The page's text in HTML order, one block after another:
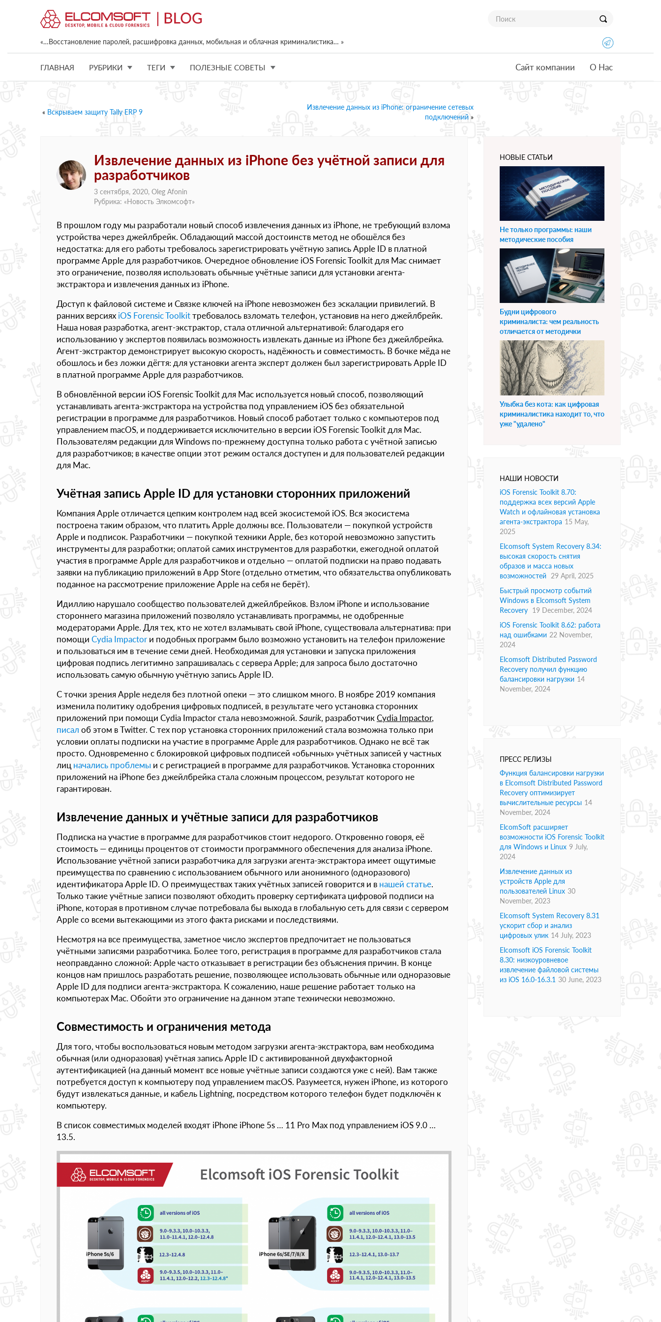
«…Восстановление паролей, расшифровка данных, мобильная и облачная криминалистика… »
ГЛАВНАЯ РУБРИКИ ТЕГИ ПОЛЕЗНЫЕ СОВЕТЫ Сайт компании О Нас
« Вскрываем защиту Tally ERP 9
Извлечение данных из iPhone: ограничение сетевых
подключений »
Извлечение данных из iPhone без учётной записи для
разработчиков
3 сентября, 2020, Oleg Afonin
Рубрика: «Новость Элкомсофт»
В прошлом году мы разработали новый способ извлечения данных из iPhone, не требующий взлома
устройства через джейлбрейк. Обладающий массой достоинств метод не обошёлся без
недостатка: для его работы требовалось зарегистрировать учётную запись Apple ID в платной
программе Apple для разработчиков. Очередное обновление iOS Forensic Toolkit для Mac снимает
это ограничение, позволяя использовать обычные учётные записи для установки агента-
экстрактора и извлечения данных из iPhone.
Доступ к файловой системе и Связке ключей на iPhone невозможен без эскалации привилегий. В
ранних версиях iOS Forensic Toolkitтребовалось взломать телефон, установив на него джейлбрейк.
Наша новая разработка, агент-экстрактор, стала отличной альтернативой: благодаря его
использованию у экспертов появилась возможность извлекать данные из iPhone без джейлбрейка.
Агент-экстрактор демонстрирует высокую скорость, надёжность и совместимость. В бочке мёда не
обошлось и без ложки дёгтя: для установки агента эксперт должен был зарегистрировать Apple ID
в платной программе Apple для разработчиков.
В обновлённой версии iOS Forensic Toolkit для Mac используется новый способ, позволяющий
устанавливать агента-экстрактора на устройства под управлением iOS без обязательной
регистрации в программе для разработчиков. Новый способ работает только с компьютеров под
управлением macOS, и поддерживается исключительно в версии iOS Forensic Toolkit для Mac.
Пользователям редакции для Windows по-прежнему доступна только работа с учётной записью
для разработчиков; в качестве опции этот режим остался доступен и для пользователей редакции
для Mac.
Учётная запись Apple ID для установки сторонних приложений
Компания Apple отличается цепким контролем над всей экосистемой iOS. Вся экосистема
построена таким образом, что платить Apple должны все. Пользователи — покупкой устройств
Apple и подписок. Разработчики — покупкой техники Apple, без которой невозможно запустить
инструменты для разработки; оплатой самих инструментов для разработки, ежегодной оплатой
участия в программе Apple для разработчиков и отдельно — оплатой подписки на право подавать
заявки на публикацию приложений в App Store (отдельно отметим, что обязательства опубликовать
поданное на рассмотрение приложение Apple на себя не берёт).
Идиллию нарушало сообщество пользователей джейлбрейков. Взлом iPhone и использование
стороннего магазина приложений позволяло устанавливать программы, не одобренные
модераторами Apple. Для тех, кто не хотел взламывать свой iPhone, существовала альтернатива: при
помощи Cydia Impactor и подобных программ было возможно установить на телефон приложение
и пользоваться им в течение семи дней. Необходимая для установки и запуска приложения
цифровая подпись легитимно запрашивалась с сервера Apple; для запроса было достаточно
использовать самую обычную учётную запись Apple ID.
С точки зрения Apple неделя без плотной опеки — это слишком много. В ноябре 2019 компания
изменила политику одобрения цифровых подписей, в результате чего установка сторонних
приложений при помощи Cydia Impactor стала невозможной. Saurik, разработчик Cydia Impactor,
писал об этом в Twitter. С тех пор установка сторонних приложений стала возможна только при
условии оплаты подписки на участие в программе Apple для разработчиков. Однако не всё так
просто. Одновременно с блокировкой цифровых подписей «обычных» учётных записей у частных
лиц начались проблемы и с регистрацией в программе для разработчиков. Установка сторонних
приложений на iPhone без джейлбрейка стала сложным процессом, результат которого не
гарантирован.
Извлечение данных и учётные записи для разработчиков
Подписка на участие в программе для разработчиков стоит недорого. Откровенно говоря, её
стоимость — единицы процентов от стоимости программного обеспечения для анализа iPhone.
Использование учётной записи разработчика для загрузки агента-экстрактора имеет ощутимые
преимущества по сравнению с использованием обычного или анонимного (одноразового)
идентификатора Apple ID. О преимуществах таких учётных записей говорится и в нашей статье.
Только такие учётные записи позволяют обходить проверку сертификата цифровой подписи на
iPhone, которая в противном случае потребовала бы выхода в глобальную сеть для связи с сервером
Apple со всеми вытекающими из этого факта рисками и последствиями.
Несмотря на все преимущества, заметное число экспертов предпочитает не пользоваться
учётными записями разработчика. Более того, регистрация в программе для разработчиков стала
неоправданно сложной: Apple часто отказывает в регистрации без объяснения причин. В конце
концов нам пришлось разработать решение, позволяющее использовать обычные или одноразовые
Apple ID для подписи агента-экстрактора. К сожалению, наше решение работает только на
компьютерах Mac. Обойти это ограничение на данном этапе технически невозможно.
Совместимость и ограничения метода
Для того, чтобы воспользоваться новым методом загрузки агента-экстрактора, вам необходима
обычная (или одноразовая) учётная запись Apple ID с активированной двухфакторной
аутентификацией (на данный момент все новые учётные записи создаются уже с ней). Вам также
потребуется доступ к компьютеру под управлением macOS. Разумеется, нужен iPhone, из которого
будут извлекаться данные, и кабель Lightning, посредством которого телефон будет подключён к
компьютеру.
В список совместимых моделей входят iPhone iPhone 5s … 11 Pro Max под управлением iOS 9.0 …
13.5.
НОВЫЕ СТАТЬИ
Не только программы: наши
методические пособия
Будни цифрового
криминалиста: чем реальность
отличается от методички
Улыбка без кота: как цифровая
криминалистика находит то, что
уже "удалено"
НАШИ НОВОСТИ
iOS Forensic Toolkit 8.70:
поддержка всех версий Apple
Watch и офлайновая установка
агента-экстрактора 15 May,
2025
Elcomsoft System Recovery 8.34:
высокая скорость снятия
образов и масса новых
возможностей
29 April, 2025
Быстрый просмотр событий
Windows в Elcomsoft System
Recovery 19 December, 2024
iOS Forensic Toolkit 8.62: работа
над ошибками 22 November,
2024
Elcomsoft Distributed Password
Recovery получил функцию
балансировки нагрузки 14
November, 2024
ПРЕСС РЕЛИЗЫ
Функция балансировки нагрузки
в Elcomsoft Distributed Password
Recovery оптимизирует
вычислительные ресурсы 14
November, 2024
ElcomSoft расширяет
возможности iOS Forensic Toolkit
для Windows и Linux 9 July,
2024
Извлечение данных из
устройств Apple для
пользователей Linux 30
November, 2023
Elcomsoft System Recovery 8.31
ускорит сбор и анализ
цифровых улик 14 July, 2023
Elcomsoft iOS Forensic Toolkit
8.30: низкоуровневое
извлечение файловой системы
из iOS 16.0-16.3.1 30 June, 2023